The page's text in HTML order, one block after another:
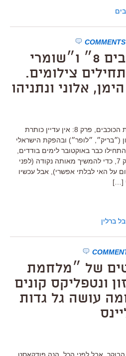
״מלחמת הכוכבים 8״ ו״שומרי
2״ מתחילים צילומים.
אלוני ונתניהו
התחילו הצילומים של ״מלחמת הכוכבים, פרק 8: אין עדיין כותרת
(״בריק״, ״לופר״) ובהפקת הישראלי
כבר באוקטובר לימים בודדים,
על האי האירי שבו הסתיים פרק 7, כדי להמשיך מאותה נקודה (לפני
על האי לבלתי אפשרי), אבל עכשיו
[…]
ברלין
של ״מלחמת
ונטפליקס קונים
עושה גל גדות